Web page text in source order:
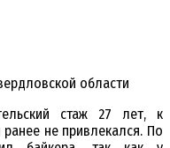
области
стаж 27 лет, к
ранее не привлекался. По